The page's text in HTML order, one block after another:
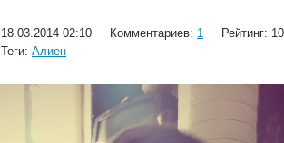
18.03.2014 02:10 Комментариев: 1
Рейтинг: 10
Теги: Алиен